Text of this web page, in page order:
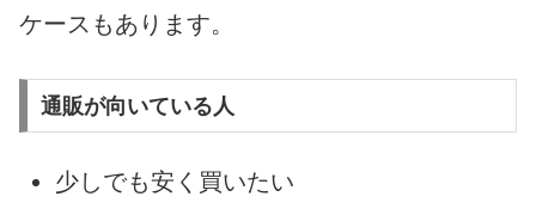
ケースもあります。
通販が向いている人
少しでも安く買いたい